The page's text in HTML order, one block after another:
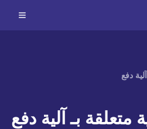
آلية دفع
متعلقة بـ آلية دفع